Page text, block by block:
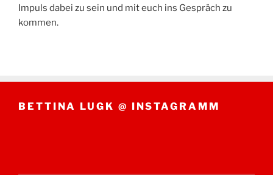
Impuls dabei zu sein und mit euch ins Gespräch zu
kommen.
BETTINA LUGK @ INSTAGRAMM